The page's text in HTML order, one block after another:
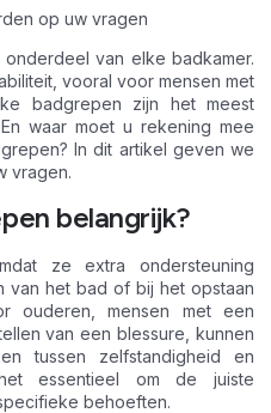
op uw vragen
van elke badkamer.
vooral voor mensen met
badgrepen zijn het meest
waar moet u rekening mee
In dit artikel geven we
vragen.
belangrijk?
ze extra ondersteuning
van het bad of bij het opstaan
ouderen, mensen met een
van een blessure, kunnen
tussen zelfstandigheid en
essentieel om de juiste
behoeften.